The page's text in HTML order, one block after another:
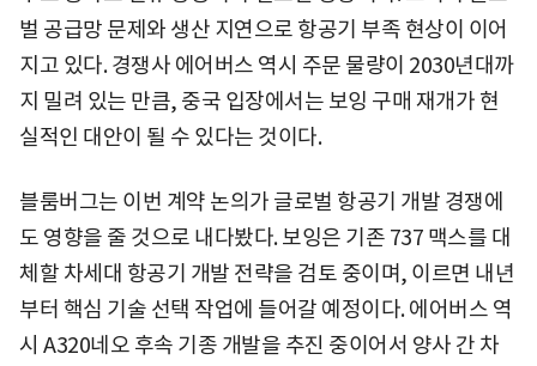
벌 공급망 문제와 생산 지연으로 항공기 부족 현상이 이어
지고 있다. 경쟁사 에어버스 역시 주문 물량이 2030년대까
지 밀려 있는 만큼, 중국 입장에서는 보잉 구매 재개가 현
실적인 대안이 될 수 있다는 것이다.
블룸버그는 이번 계약 논의가 글로벌 항공기 개발 경쟁에
도 영향을 줄 것으로 내다봤다. 보잉은 기존 737 맥스를 대
체할 차세대 항공기 개발 전략을 검토 중이며, 이르면 내년
부터 핵심 기술 선택 작업에 들어갈 예정이다. 에어버스 역
시 A320네오 후속 기종 개발을 추진 중이어서 양사 간 차